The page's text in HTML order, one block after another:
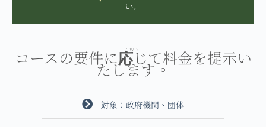
い。
TWD
コースの要件に応じて料金を提示い
たします。
対象：政府機関、団体